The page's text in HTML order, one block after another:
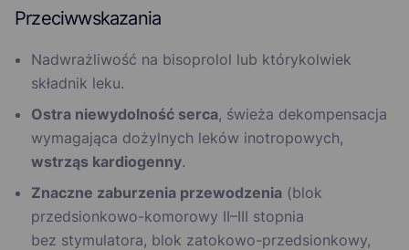
Przeciwwskazania
Nadwrażliwość na bisoprolol lub którykolwiek
składnik leku.
Ostra niewydolność serca, świeża dekompensacja
wymagająca dożylnych leków inotropowych,
wstrząs kardiogenny.
Znaczne zaburzenia przewodzenia (blok
przedsionkowo-komorowy II–III stopnia
bez stymulatora, blok zatokowo-przedsionkowy,